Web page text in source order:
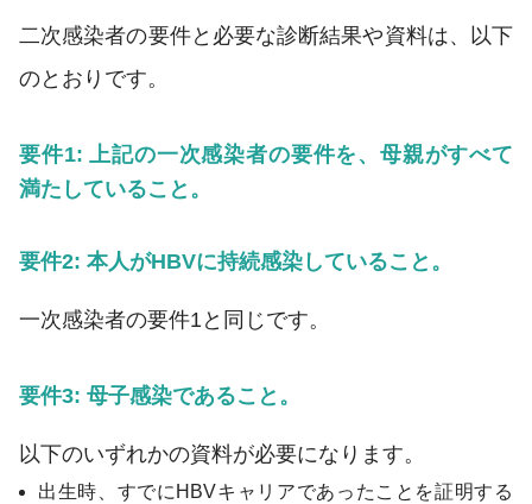
二次感染者の要件と必要な診断結果や資料は、以下
のとおりです。
要件1: 上記の一次感染者の要件を、母親がすべて
満たしていること。
要件2: 本人がHBVに持続感染していること。
一次感染者の要件1と同じです。
要件3: 母子感染であること。
以下のいずれかの資料が必要になります。
出生時、すでにHBVキャリアであったことを証明する